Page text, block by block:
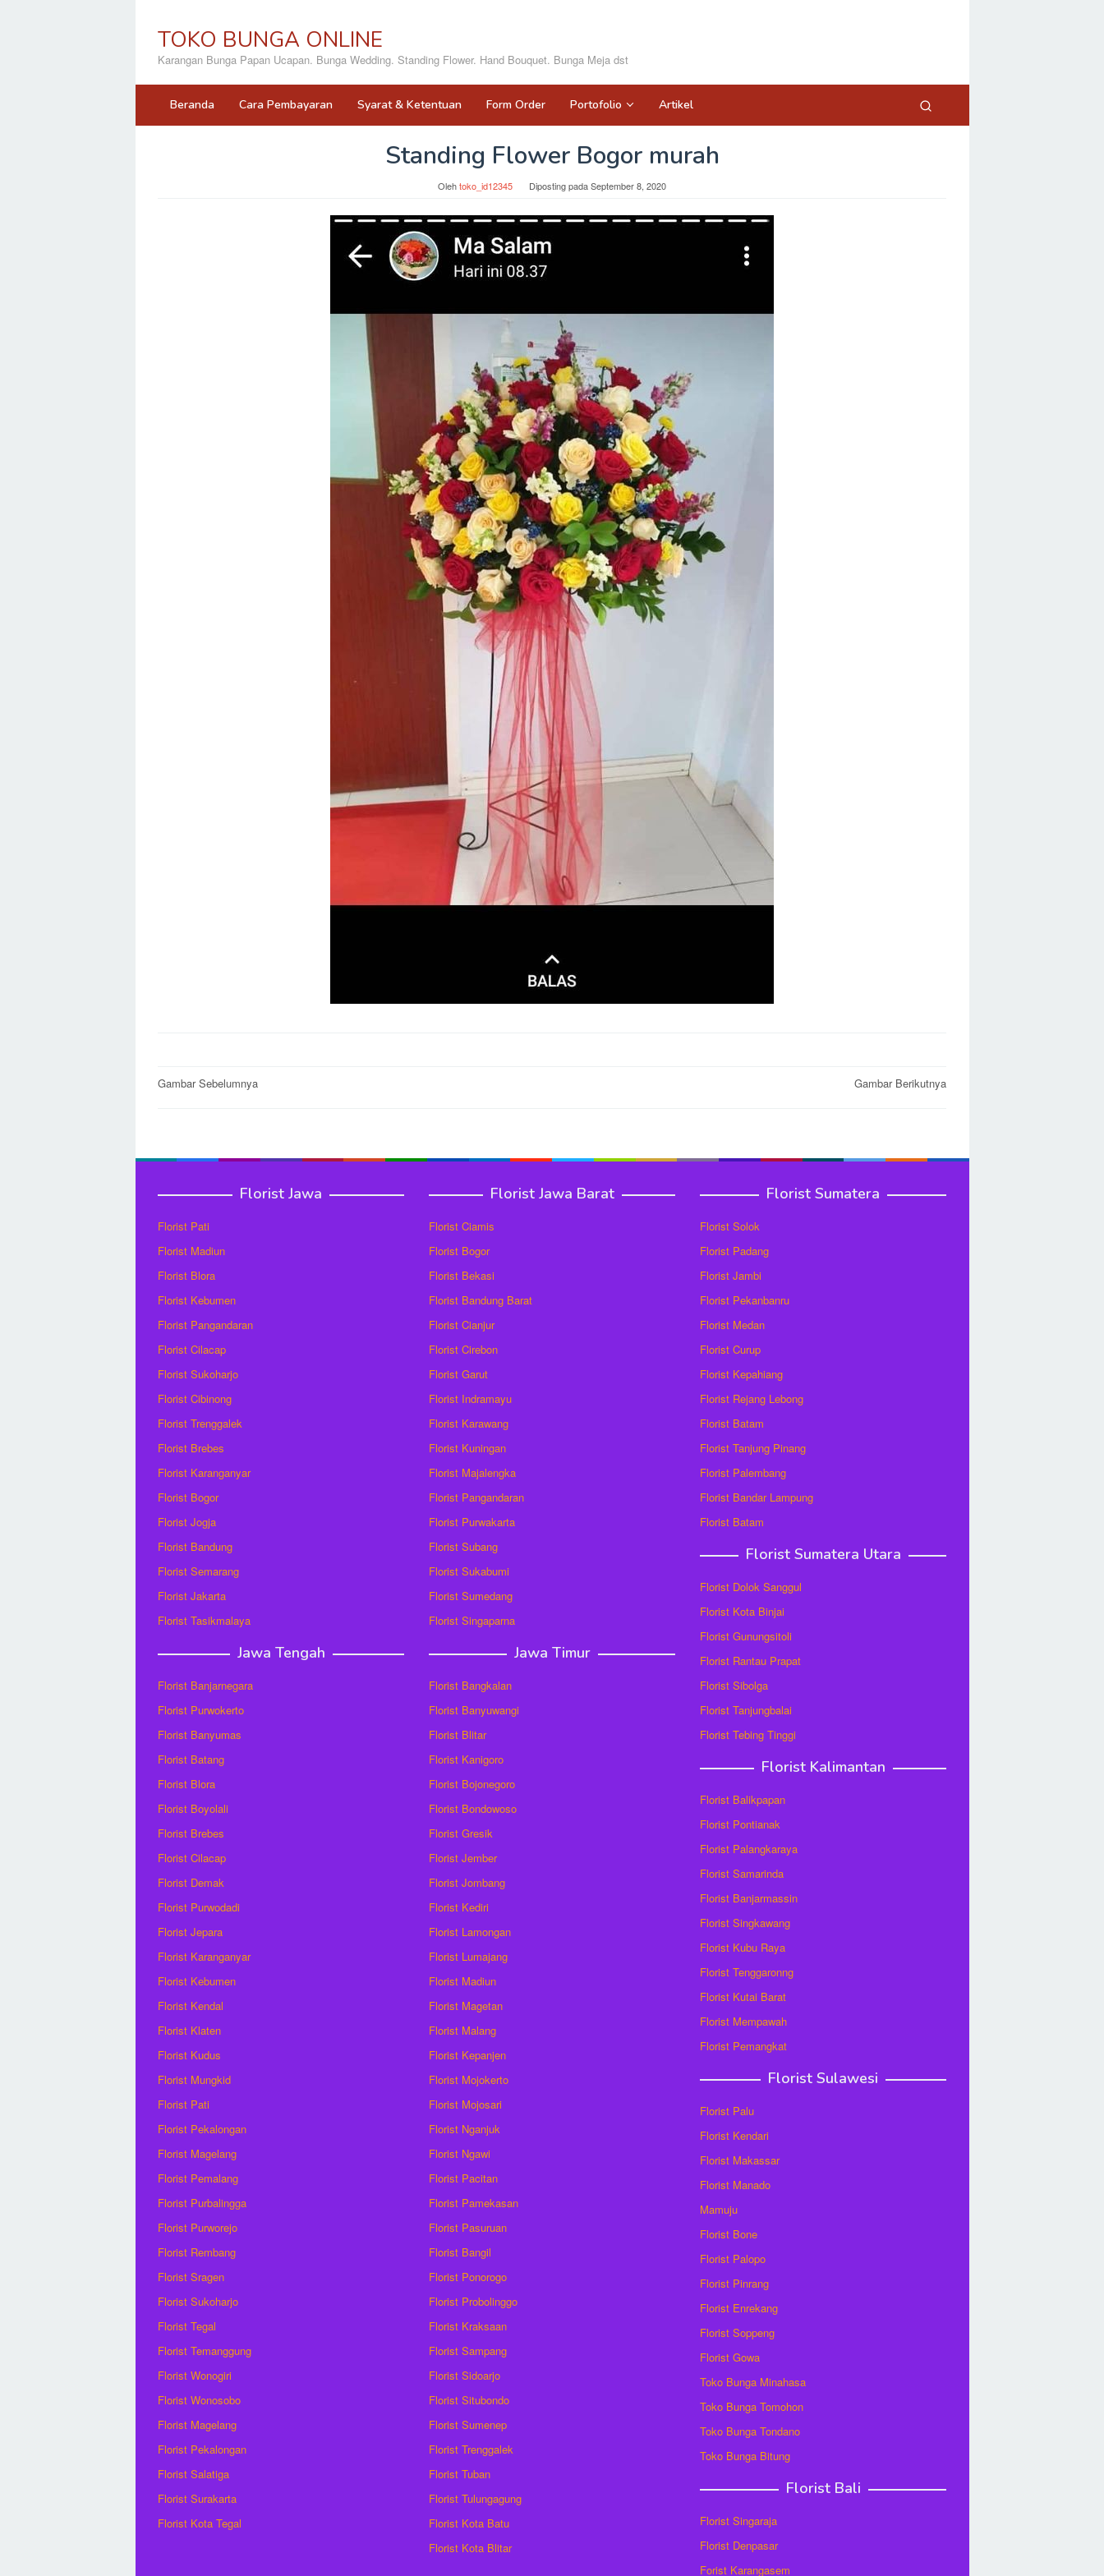
TOKO BUNGA ONLINE
Karangan Bunga Papan Ucapan. Bunga Wedding. Standing Flower. Hand Bouquet. Bunga Meja dst
Beranda Cara Pembayaran Syarat & Ketentuan Form Order Portofolio Artikel
Standing Flower Bogor murah
Olehtoko_id12345 Diposting padaSeptember 8, 2020
Post
Gambar Sebelumnya Gambar Berikutnya
Florist Jawa
Florist Pati
Florist Madiun
Florist Blora
Florist Kebumen
Florist Pangandaran
Florist Cilacap
Florist Sukoharjo
Florist Cibinong
Florist Trenggalek
Florist Brebes
Florist Karanganyar
Florist Bogor
Florist Jogja
Florist Bandung
Florist Semarang
Florist Jakarta
Florist Tasikmalaya
Jawa Tengah
Florist Banjarnegara
Florist Purwokerto
Florist Banyumas
Florist Batang
Florist Blora
Florist Boyolali
Florist Brebes
Florist Cilacap
Florist Demak
Florist Purwodadi
Florist Jepara
Florist Karanganyar
Florist Kebumen
Florist Kendal
Florist Klaten
Florist Kudus
Florist Mungkid
Florist Pati
Florist Pekalongan
Florist Magelang
Florist Pemalang
Florist Purbalingga
Florist Purworejo
Florist Rembang
Florist Sragen
Florist Sukoharjo
Florist Tegal
Florist Temanggung
Florist Wonogiri
Florist Wonosobo
Florist Magelang
Florist Pekalongan
Florist Salatiga
Florist Surakarta
Florist Kota Tegal
Florist Jawa Barat
Florist Ciamis
Florist Bogor
Florist Bekasi
Florist Bandung Barat
Florist Cianjur
Florist Cirebon
Florist Garut
Florist Indramayu
Florist Karawang
Florist Kuningan
Florist Majalengka
Florist Pangandaran
Florist Purwakarta
Florist Subang
Florist Sukabumi
Florist Sumedang
Florist Singaparna
Jawa Timur
Florist Bangkalan
Florist Banyuwangi
Florist Blitar
Florist Kanigoro
Florist Bojonegoro
Florist Bondowoso
Florist Gresik
Florist Jember
Florist Jombang
Florist Kediri
Florist Lamongan
Florist Lumajang
Florist Madiun
Florist Magetan
Florist Malang
Florist Kepanjen
Florist Mojokerto
Florist Mojosari
Florist Nganjuk
Florist Ngawi
Florist Pacitan
Florist Pamekasan
Florist Pasuruan
Florist Bangil
Florist Ponorogo
Florist Probolinggo
Florist Kraksaan
Florist Sampang
Florist Sidoarjo
Florist Situbondo
Florist Sumenep
Florist Trenggalek
Florist Tuban
Florist Tulungagung
Florist Kota Batu
Florist Kota Blitar
Florist Sumatera
Florist Solok
Florist Padang
Florist Jambi
Florist Pekanbanru
Florist Medan
Florist Curup
Florist Kepahiang
Florist Rejang Lebong
Florist Batam
Florist Tanjung Pinang
Florist Palembang
Florist Bandar Lampung
Florist Batam
Florist Sumatera Utara
Florist Dolok Sanggul
Florist Kota Binjai
Florist Gunungsitoli
Florist Rantau Prapat
Florist Sibolga
Florist Tanjungbalai
Florist Tebing Tinggi
Florist Kalimantan
Florist Balikpapan
Florist Pontianak
Florist Palangkaraya
Florist Samarinda
Florist Banjarmassin
Florist Singkawang
Florist Kubu Raya
Florist Tenggaronng
Florist Kutai Barat
Florist Mempawah
Florist Pemangkat
Florist Sulawesi
Florist Palu
Florist Kendari
Florist Makassar
Florist Manado
Mamuju
Florist Bone
Florist Palopo
Florist Pinrang
Florist Enrekang
Florist Soppeng
Florist Gowa
Toko Bunga Minahasa
Toko Bunga Tomohon
Toko Bunga Tondano
Toko Bunga Bitung
Florist Bali
Florist Singaraja
Florist Denpasar
Forist Karangasem